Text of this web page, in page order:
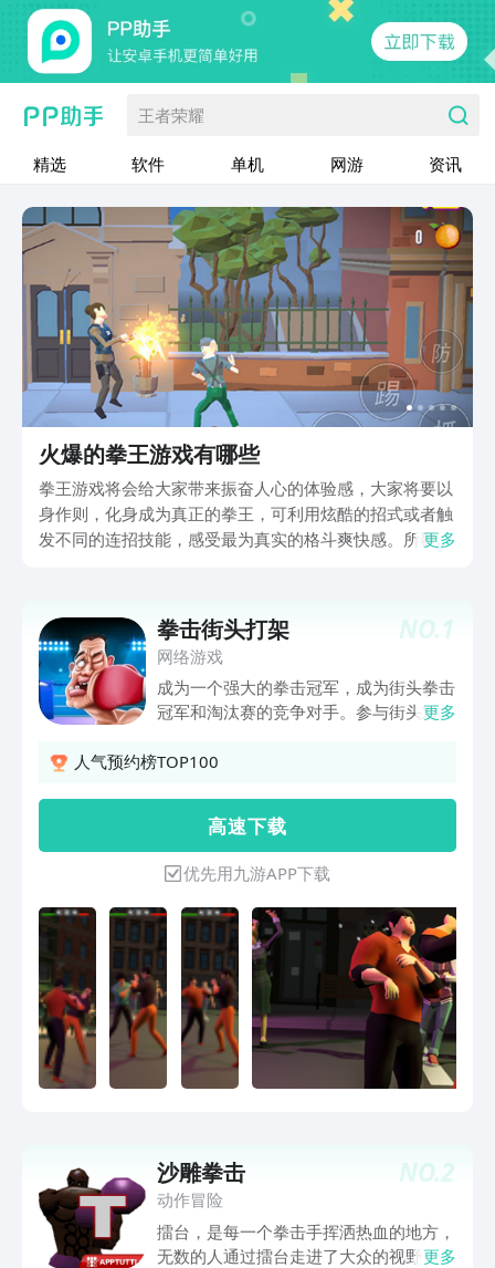
王者荣耀
精选 软件 单机 网游 资讯
火爆的拳王游戏有哪些
拳王游戏将会给大家带来振奋人心的体验感，大家将要以
身作则，化身成为真正的拳王，可利用炫酷的招式或者触
发不同的连招技能，感受最为真实的格斗爽快感。所覆盖
境等等。今天小编将会为大家做出全面的解答，希望能帮
助到更多玩家。
更多
NO.1
拳击街头打架
网络游戏
成为一个强大的拳击冠军，成为街头拳击
冠军和淘汰赛的竞争对手。参与街头对
单，站在你的对手面前，瞄准和拳打他。
瘾的游戏，易于控制，玩和享受与您的朋
友。 游戏特色: 拳击街头战斗挑战 多个地
点 瞄准并出拳! 易玩控件 令人上瘾的游戏
出色的图形 享受惊人的游戏玩法，并向
我们提供您的反馈，以帮助改进未来版本
的游戏 。
更多
人气预约榜TOP100
高 速 下 载
优先用九游APP下载
NO.2
沙雕拳击
动作冒险
擂台，是每一个拳击手挥洒热血的地方，
无数的人通过擂台走进了大众的视野，但
更多